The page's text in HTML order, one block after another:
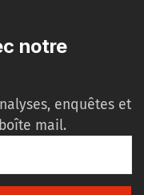
notre
enquêtes et
mail.